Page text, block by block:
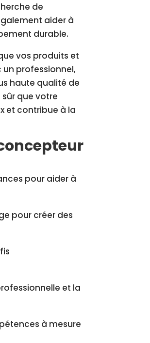
de
aider à
durable.
vos produits et
professionnel,
haute qualité de
que votre
et contribue à la
pour aider à
pour créer des
et la
à mesure